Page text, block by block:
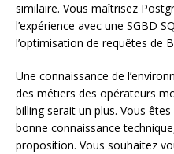
similaire. Vous maîtrisez
l’expérience avec une SGBD
l’optimisation de requêtes de
Une connaissance de
des métiers des opérateurs
billing serait un plus. Vous
bonne connaissance
proposition. Vous souhaitez